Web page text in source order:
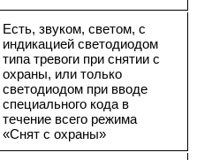
Есть, звуком, светом, с
индикацией светодиодом
типа тревоги при снятии с
охраны, или только
светодиодом при вводе
специального кода в
течение всего режима
«Снят с охраны»